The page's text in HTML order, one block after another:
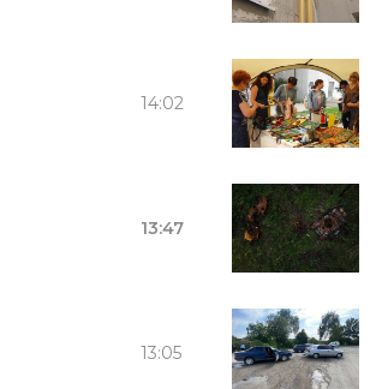
14:02
13:47
13:05